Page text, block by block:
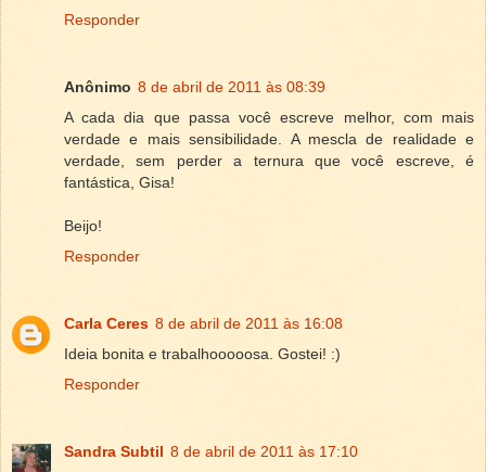
Responder
Anônimo 8 de abril de 2011 às 08:39
A cada dia que passa você escreve melhor, com mais
verdade e mais sensibilidade. A mescla de realidade e
verdade, sem perder a ternura que você escreve, é
fantástica, Gisa!
Beijo!
Responder
Carla Ceres 8 de abril de 2011 às 16:08
Ideia bonita e trabalhooooosa. Gostei! :)
Responder
Sandra Subtil 8 de abril de 2011 às 17:10